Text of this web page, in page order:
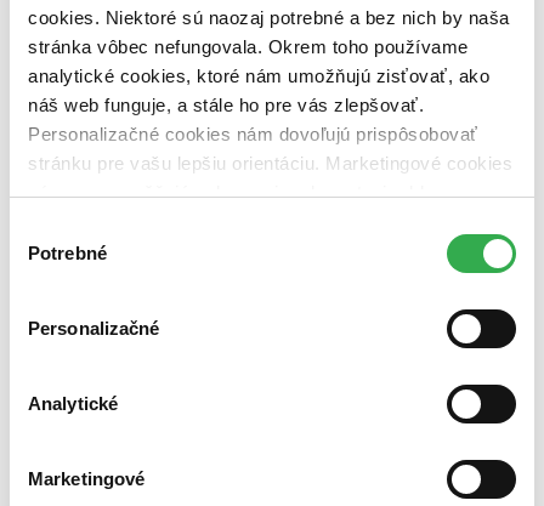
cookies. Niektoré sú naozaj potrebné a bez nich by naša
stránka vôbec nefungovala. Okrem toho používame
analytické cookies, ktoré nám umožňujú zisťovať, ako
náš web funguje, a stále ho pre vás zlepšovať.
Personalizačné cookies nám dovoľujú prispôsobovať
stránku pre vašu lepšiu orientáciu. Marketingové cookies
nám zas umožňujú zobrazenie relevantnej reklamy.
nám pomohlo, keby sme mohli používať všetky tieto
súhlasu
Potrebné
Personalizačné
Analytické
Marketingové
Nové / čítané
nová (0 titulov)nová
čítaná (0 titulov)čítaná
čítaná - výborný stav (0 titulov)čítaná - výborný stav
čítaná - mierne opotrebovaná (0 titulov)čítaná - mierne
čítané verzie vypredaných kníh (0 titulov)čítané verzie
vypredaných kníh
Bestsellery
Najdrahšie
Najlacnejšie